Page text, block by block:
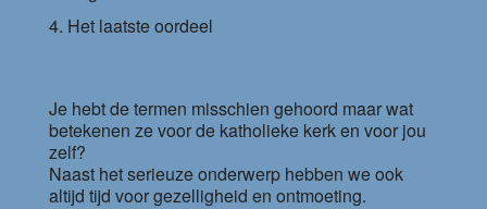
Het laatste oordeel
Je hebt de termen misschien gehoord maar wat
betekenen ze voor de katholieke kerk en voor jou
zelf?
Naast het serieuze onderwerp hebben we ook
altijd tijd voor gezelligheid en ontmoeting.